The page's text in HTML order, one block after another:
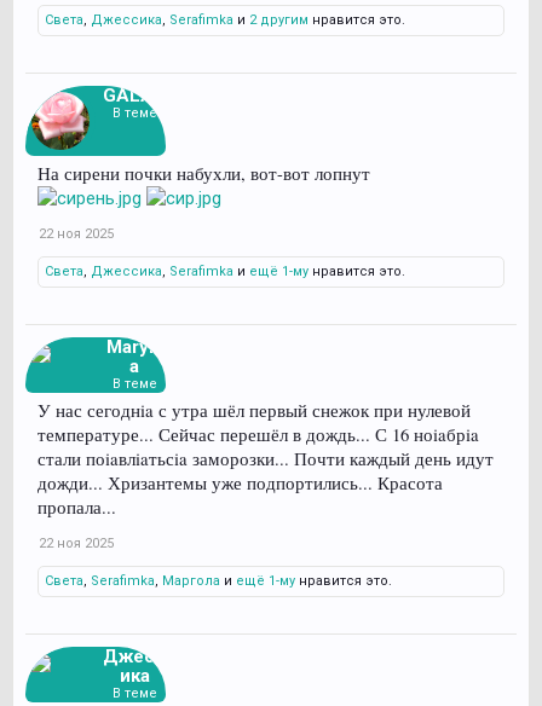
Света, Джессика, Serafimka и 2 другим нравится это.
GALAS
В теме
На сирени почки набухли, вот-вот лопнут
22 ноя 2025
Света, Джессика, Serafimka и ещё 1-му нравится это.
Marylk
a
В теме
У нас сегоднia с утра шёл первый снежок при нулевой
температуре... Сейчас перешёл в дождь... С 16 ноiaбрia
стали поiaвлiaтьсia заморозки... Почти каждый день идут
дожди... Хризантемы уже подпортились... Красота
пропала...
22 ноя 2025
Света, Serafimka, Маргола и ещё 1-му нравится это.
Джесс
ика
В теме